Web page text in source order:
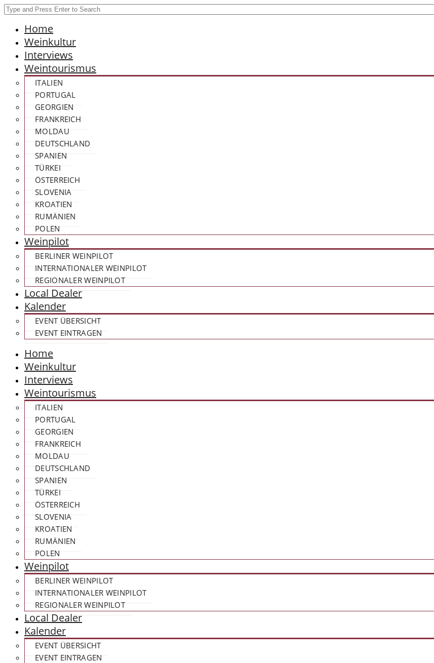
Home
Weinkultur
Interviews
Weintourismus
ITALIEN
PORTUGAL
GEORGIEN
FRANKREICH
MOLDAU
DEUTSCHLAND
SPANIEN
TÜRKEI
ÖSTERREICH
SLOVENIA
KROATIEN
RUMÄNIEN
POLEN
Weinpilot
BERLINER WEINPILOT
INTERNATIONALER WEINPILOT
REGIONALER WEINPILOT
Local Dealer
Kalender
EVENT ÜBERSICHT
EVENT EINTRAGEN
Home
Weinkultur
Interviews
Weintourismus
ITALIEN
PORTUGAL
GEORGIEN
FRANKREICH
MOLDAU
DEUTSCHLAND
SPANIEN
TÜRKEI
ÖSTERREICH
SLOVENIA
KROATIEN
RUMÄNIEN
POLEN
Weinpilot
BERLINER WEINPILOT
INTERNATIONALER WEINPILOT
REGIONALER WEINPILOT
Local Dealer
Kalender
EVENT ÜBERSICHT
EVENT EINTRAGEN